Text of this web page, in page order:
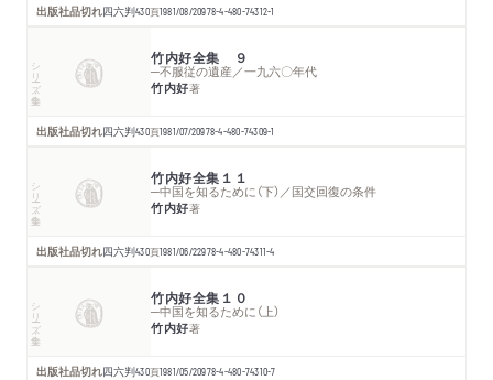
出版社品切れ四六判430頁1981/08/20978-4-480-74312-1
シリーズ・全集 竹内好全集 ９
─不服従の遺産／一九六〇年代
竹内好著
出版社品切れ四六判430頁1981/07/20978-4-480-74309-1
シリーズ・全集 竹内好全集１１
─中国を知るために（下）／国交回復の条件
竹内好著
出版社品切れ四六判430頁1981/06/22978-4-480-74311-4
シリーズ・全集 竹内好全集１０
─中国を知るために（上）
竹内好著
出版社品切れ四六判430頁1981/05/20978-4-480-74310-7